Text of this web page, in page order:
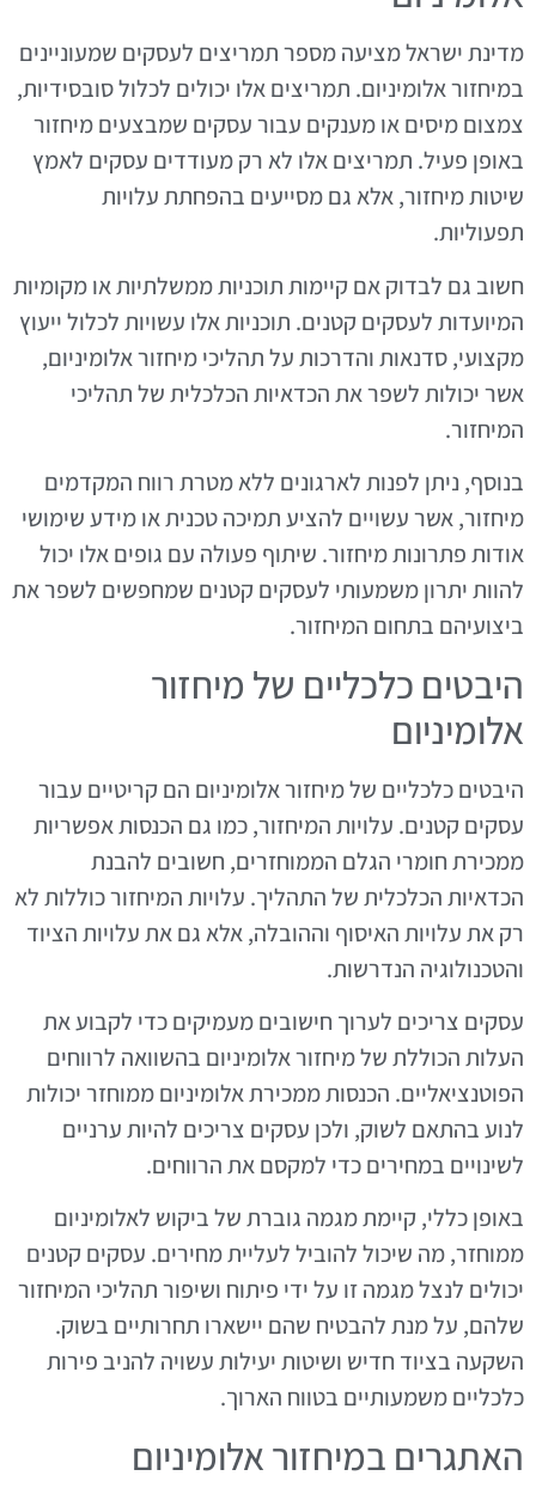
מדינת ישראל מציעה מספר תמריצים לעסקים שמעוניינים
במיחזור אלומיניום. תמריצים אלו יכולים לכלול סובסידיות,
צמצום מיסים או מענקים עבור עסקים שמבצעים מיחזור
באופן פעיל. תמריצים אלו לא רק מעודדים עסקים לאמץ
שיטות מיחזור, אלא גם מסייעים בהפחתת עלויות
תפעוליות.
חשוב גם לבדוק אם קיימות תוכניות ממשלתיות או מקומיות
המיועדות לעסקים קטנים. תוכניות אלו עשויות לכלול ייעוץ
מקצועי, סדנאות והדרכות על תהליכי מיחזור אלומיניום,
אשר יכולות לשפר את הכדאיות הכלכלית של תהליכי
המיחזור.
בנוסף, ניתן לפנות לארגונים ללא מטרת רווח המקדמים
מיחזור, אשר עשויים להציע תמיכה טכנית או מידע שימושי
אודות פתרונות מיחזור. שיתוף פעולה עם גופים אלו יכול
להוות יתרון משמעותי לעסקים קטנים שמחפשים לשפר את
ביצועיהם בתחום המיחזור.
היבטים כלכליים של מיחזור
אלומיניום
היבטים כלכליים של מיחזור אלומיניום הם קריטיים עבור
עסקים קטנים. עלויות המיחזור, כמו גם הכנסות אפשריות
ממכירת חומרי הגלם הממוחזרים, חשובים להבנת
הכדאיות הכלכלית של התהליך. עלויות המיחזור כוללות לא
רק את עלויות האיסוף וההובלה, אלא גם את עלויות הציוד
והטכנולוגיה הנדרשות.
עסקים צריכים לערוך חישובים מעמיקים כדי לקבוע את
העלות הכוללת של מיחזור אלומיניום בהשוואה לרווחים
הפוטנציאליים. הכנסות ממכירת אלומיניום ממוחזר יכולות
לנוע בהתאם לשוק, ולכן עסקים צריכים להיות ערניים
לשינויים במחירים כדי למקסם את הרווחים.
באופן כללי, קיימת מגמה גוברת של ביקוש לאלומיניום
ממוחזר, מה שיכול להוביל לעליית מחירים. עסקים קטנים
יכולים לנצל מגמה זו על ידי פיתוח ושיפור תהליכי המיחזור
שלהם, על מנת להבטיח שהם יישארו תחרותיים בשוק.
השקעה בציוד חדיש ושיטות יעילות עשויה להניב פירות
כלכליים משמעותיים בטווח הארוך.
האתגרים במיחזור אלומיניום